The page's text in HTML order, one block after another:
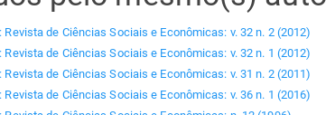
Revista de Ciências Sociais e Econômicas: v. 32 n. 2 (2012)
Revista de Ciências Sociais e Econômicas: v. 32 n. 1 (2012)
Revista de Ciências Sociais e Econômicas: v. 31 n. 2 (2011)
Revista de Ciências Sociais e Econômicas: v. 36 n. 1 (2016)